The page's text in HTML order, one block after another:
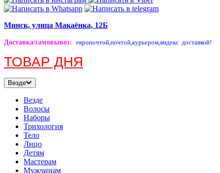
Минск, улица Макаёнка, 12Б
Доставка/самовывоз: европочтой,почтой,курьером,яндекс доставкой!
ТОВАР ДНЯ
Везде
Везде
Волосы
Наборы
Трихология
Тело
Лицо
Детям
Мастерам
Мужчинам